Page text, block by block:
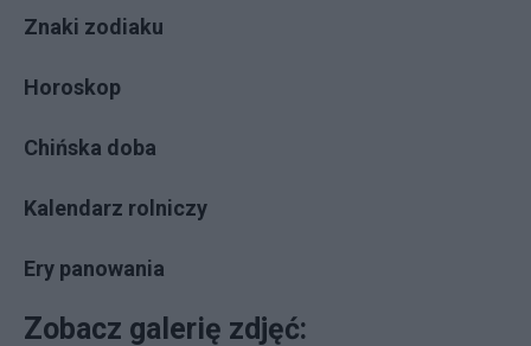
Znaki zodiaku
Horoskop
Chińska doba
Kalendarz rolniczy
Ery panowania
Zobacz galerię zdjęć: